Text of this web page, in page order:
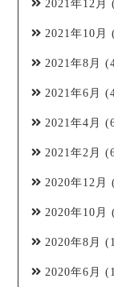
2021年12月
2021年10月
2021年8月
2021年6月
2021年4月
2021年2月
2020年12月
2020年10月
2020年8月
2020年6月